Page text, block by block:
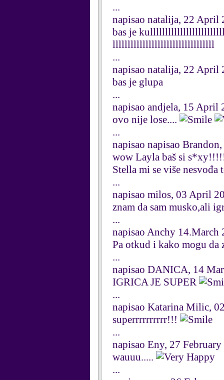
...
napisao natalija, 22 April
bas je
llllllllllllllllllllllllllllllllll
...
napisao natalija, 22 April
bas je glupa
...
napisao andjela, 15 April
ovo nije lose....
...
napisao napisao
wow Layla baš si
Stella mi se više
...
napisao milos, 03 April
znam da sam musko,ali
...
napisao Anchy 14.March
Pa otkud i kako mogu
...
napisao DANICA, 14
IGRICA JE SUPER
...
napisao Katarina Milic,
superrrrrrrrrr!!!
...
napisao Eny, 27
wauuu.....
...